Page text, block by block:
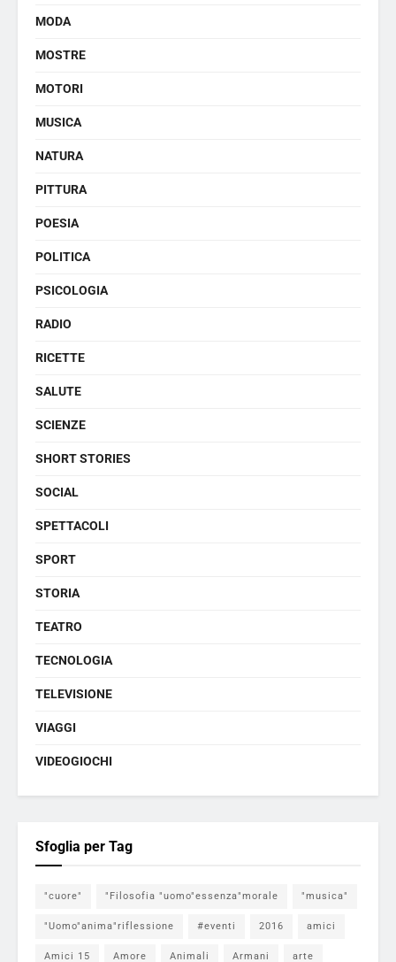
MODA
MOSTRE
MOTORI
MUSICA
NATURA
PITTURA
POESIA
POLITICA
PSICOLOGIA
RADIO
RICETTE
SALUTE
SCIENZE
SHORT STORIES
SOCIAL
SPETTACOLI
SPORT
STORIA
TEATRO
TECNOLOGIA
TELEVISIONE
VIAGGI
VIDEOGIOCHI
Sfoglia per Tag
"cuore" "Filosofia "uomo"essenza"morale "musica"
"Uomo"anima"riflessione #eventi 2016 amici
Amici 15 Amore Animali Armani arte